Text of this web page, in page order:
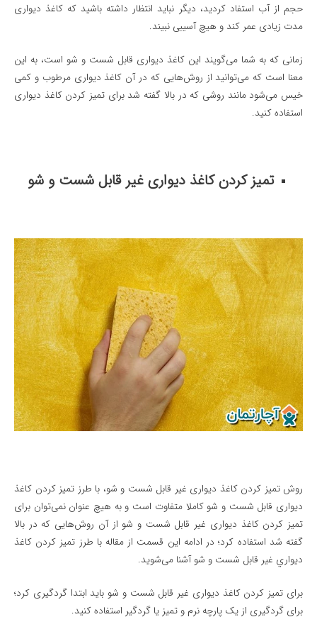
حجم از آب استفاد کردید، دیگر نباید انتظار داشته باشید که کاغذ دیواری
مدت زیادی عمر کند و هیچ آسیبی نبیند.
زمانی که به شما می‌گویند این کاغذ دیواری قابل شست و شو است، به این
معنا است که می‌توانید از روش‌هایی که در آن کاغذ دیواری مرطوب و کمی
خیس می‌شود مانند روشی که در بالا گفته شد برای تمیز کردن کاغذ دیواری
استفاده کنید.
تمیز کردن کاغذ دیواری غیر قابل شست و شو
روش تمیز کردن کاغذ دیواری غیر قابل شست و شو، با طرز تمیز کردن کاغذ
دیواری قابل شست و شو کاملا متفاوت است و به هیچ عنوان نمی‌توان برای
تمیز کردن کاغذ دیواری غیر قابل شست و شو از آن روش‌هایی که در بالا
گفته شد استفاده کرد؛ در ادامه این قسمت از مقاله با طرز تميز كردن كاغذ
ديواري غیر قابل شست و شو آشنا می‌شوید.
برای تمیز کردن کاغذ دیواری غیر قابل شست و شو باید ابتدا گردگیری کرد؛
برای گردگیری از یک پارچه نرم و تمیز یا گردگیر استفاده کنید.